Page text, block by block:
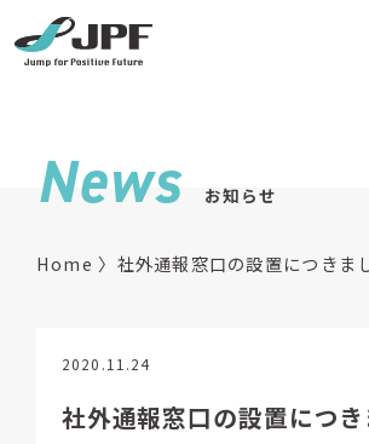
News お知らせ
Home 社外通報窓口の設置につきま
2020.11.24
社外通報窓口の設置につき